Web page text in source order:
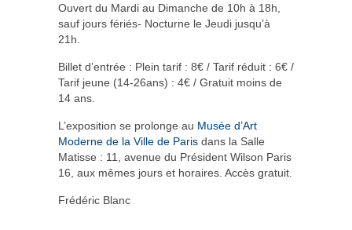
Ouvert du Mardi au Dimanche de 10h à 18h,
sauf jours fériés- Nocturne le Jeudi jusqu’à
21h.
Billet d’entrée : Plein tarif : 8€ / Tarif réduit : 6€ /
Tarif jeune (14-26ans) : 4€ / Gratuit moins de
14 ans.
L’exposition se prolonge au Musée d’Art
Moderne de la Ville de Paris dans la Salle
Matisse : 11, avenue du Président Wilson Paris
16, aux mêmes jours et horaires. Accès gratuit.
Frédéric Blanc